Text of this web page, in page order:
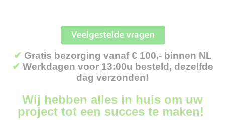
✔ Gratis bezorging vanaf € 100,- binnen NL
✔ Werkdagen voor 13:00u besteld, dezelfde
dag verzonden!
Wij hebben alles in huis om uw
project tot een succes te maken!